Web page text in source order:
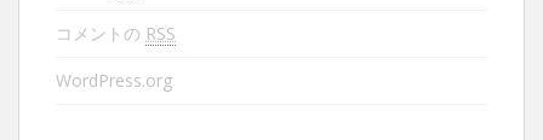
コメントの RSS
WordPress.org